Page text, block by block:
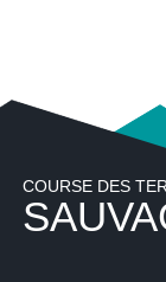
COURSE DES